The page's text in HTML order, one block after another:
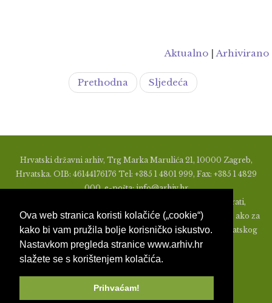
Ova web stranica koristi kolačiće („cookie“)
kako bi vam pružila bolje korisničko iskustvo.
Nastavkom pregleda stranice www.arhiv.hr
slažete se s korištenjem kolačića.
Prihvaćam!
Aktualno |Arhivirano
Prethodna Sljedeća
Hrvatski državni arhiv, Trg Marka Marulića 21, 10000 Zagreb,
Hrvatska. OIB: 46144176176 Tel: +385 1 4801 999, Fax: +385 1 4829
000, e-pošta: info@arhiv.hr
Zabranjeno je u bilo kojem obliku objavljivati, distribuirati,
mijenjati ili na ikoji način koristiti materijale s ovih stranica, ako za
to nije prethodno izdato pismeno odobrenje od strane Hrvatskog
državnog arhiva.